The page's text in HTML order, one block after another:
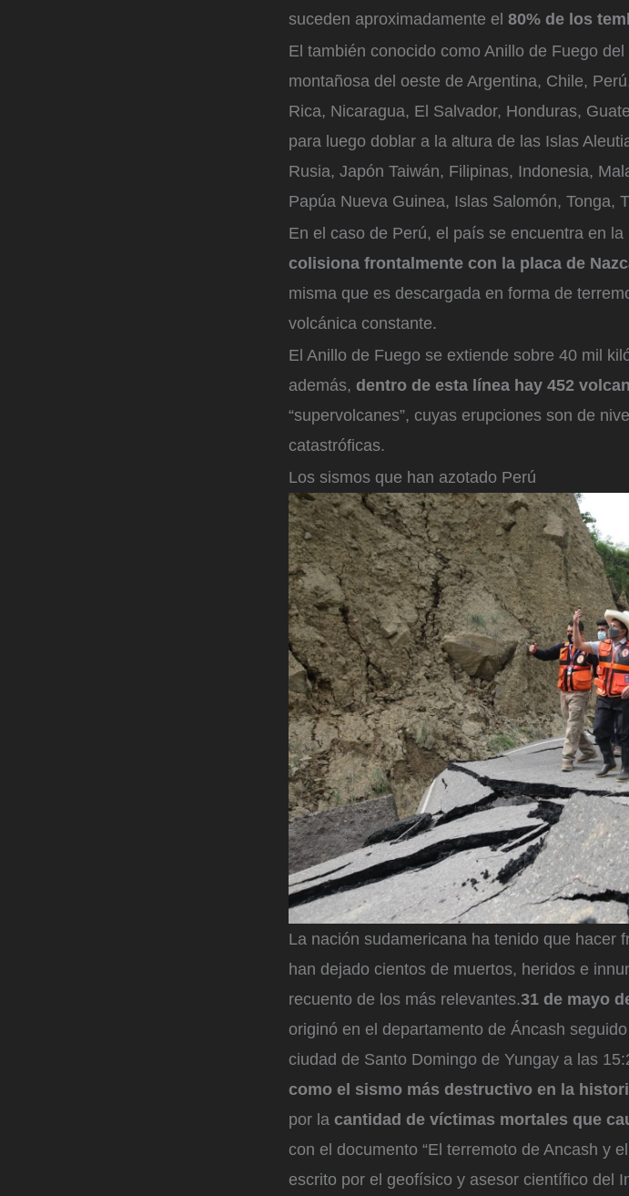
suceden aproximadamente el 80% de los
El también conocido como Anillo de Fuego
montañosa del oeste de Argentina, Chile,
Rica, Nicaragua, El Salvador, Honduras,
para luego doblar a la altura de las Islas
Rusia, Japón Taiwán, Filipinas, Indonesia,
Papúa Nueva Guinea, Islas Salomón, Tonga,
En el caso de Perú, el país se encuentra en la
colisiona frontalmente con la placa de
misma que es descargada en forma de
volcánica constante.
El Anillo de Fuego se extiende sobre 40 mil
además, dentro de esta línea hay 452
“supervolcanes”, cuyas erupciones son de
catastróficas.
Los sismos que han azotado Perú
La nación sudamericana ha tenido que hacer
han dejado cientos de muertos, heridos e
recuento de los más relevantes.31 de mayo
originó en el departamento de Áncash
ciudad de Santo Domingo de Yungay a las
como el sismo más destructivo en la
por la cantidad de víctimas mortales que
con el documento “El terremoto de Ancash y
escrito por el geofísico y asesor científico del